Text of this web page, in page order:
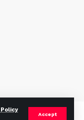
Accept
Labs . All Rights